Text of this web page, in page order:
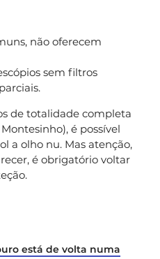
não oferecem
sem filtros
de totalidade completa
é possível
a olho nu. Mas atenção,
é obrigatório voltar
está de volta numa